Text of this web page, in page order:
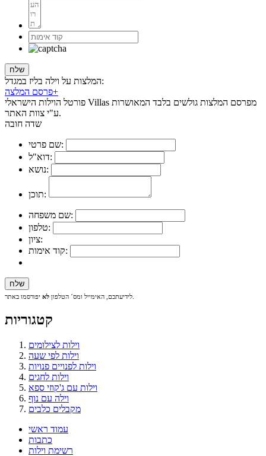
המלצות על וילה בליז במגדל:
פרסם המלצה+
פורטל הוילות הישראלי Villas מפרסם המלצות גולשים בלבד המאושרות
ע"י צוות האתר.
שדה חובה
שם פרטי:
דוא"ל:
נושא:
תוכן:
שם משפחה:
טלפון:
ציון:
קוד אימות:
לידיעתכם, האימייל ומס´ הטלפון לא
קטגוריות
וילות לצילומים
וילות לפי שעה
וילות לפנויים פנויות
וילות לחגים
וילות עם ג'קוזי ספא
וילה עם נוף
מקבלים כלבים
עמוד ראשי
כתבות
רשימת וילות